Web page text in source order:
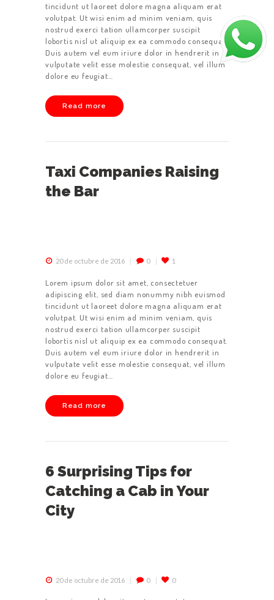
NOSOTROS
SOLICITAR
tincidunt ut laoreet dolore magna aliquam erat
volutpat. Ut wisi enim ad minim veniam, quis
nostrud exerci tation ullamcorper suscipit
lobortis nisl ut aliquip ex ea commodo consequat.
Duis autem vel eum iriure dolor in hendrerit in
vulputate velit esse molestie consequat, vel illum
dolore eu feugiat…
Read more
Taxi Companies Raising
the Bar
20 de octubre de 2016 0 1
Lorem ipsum dolor sit amet, consectetuer
adipiscing elit, sed diam nonummy nibh euismod
tincidunt ut laoreet dolore magna aliquam erat
volutpat. Ut wisi enim ad minim veniam, quis
nostrud exerci tation ullamcorper suscipit
lobortis nisl ut aliquip ex ea commodo consequat.
Duis autem vel eum iriure dolor in hendrerit in
vulputate velit esse molestie consequat, vel illum
dolore eu feugiat…
Read more
6 Surprising Tips for
Catching a Cab in Your
City
20 de octubre de 2016 0 0